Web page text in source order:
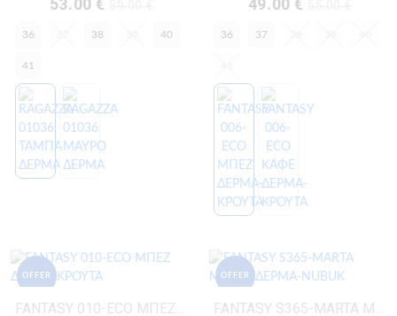
53.00 €
36 38 40
41
49.00 €
36 37
OFFER
FANTASY 010-ECO ΜΠΕΖ ΔΕΡΜΑ-ΚΡΟΥΤΑ
OFFER
FANTASY S365-MARTA ΜΕΝΤΑ ΔΕΡΜΑ-NUBUK